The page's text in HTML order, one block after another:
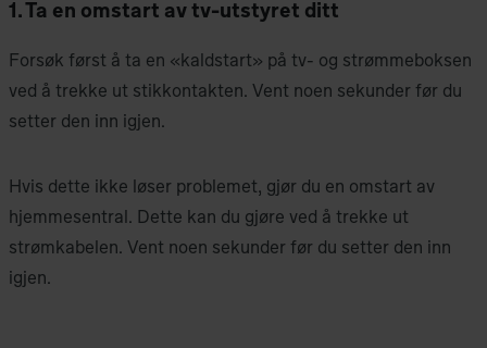
1. Ta en omstart av tv-utstyret ditt
Forsøk først å ta en «kaldstart» på tv- og strømmeboksen
ved å trekke ut stikkontakten. Vent noen sekunder før du
setter den inn igjen.
Hvis dette ikke løser problemet, gjør du en omstart av
hjemmesentral. Dette kan du gjøre ved å trekke ut
strømkabelen. Vent noen sekunder før du setter den inn
igjen.